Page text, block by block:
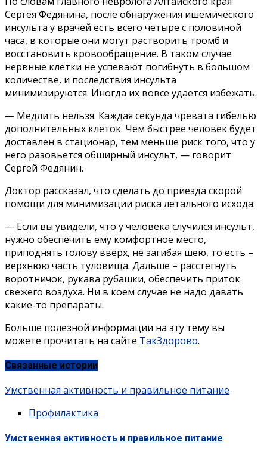
Сергея Федянина, после обнаружения ишемического
инсульта у врачей есть всего четыре с половиной
часа, в которые они могут растворить тромб и
восстановить кровообращение. В таком случае
нервные клетки не успевают погибнуть в большом
количестве, и последствия инсульта
минимизируются. Иногда их вовсе удается избежать.
— Медлить нельзя. Каждая секунда чревата гибелью
дополнительных клеток. Чем быстрее человек будет
доставлен в стационар, тем меньше риск того, что у
него разовьется обширный инсульт, — говорит
Сергей Федянин.
Доктор рассказал, что сделать до приезда скорой
помощи для минимизации риска летального исхода:
— Если вы увидели, что у человека случился инсульт,
нужно обеспечить ему комфортное место,
приподнять голову вверх, не загибая шею, то есть –
верхнюю часть туловища. Дальше – расстегнуть
воротничок, рукава рубашки, обеспечить приток
свежего воздуха. Ни в коем случае не надо давать
какие-то препараты.
Больше полезной информации на эту тему вы
можете прочитать на сайте ТакЗдорово.
Связанные истории
Умственная активность и правильное питание
Профилактика
Умственная активность и правильное питание